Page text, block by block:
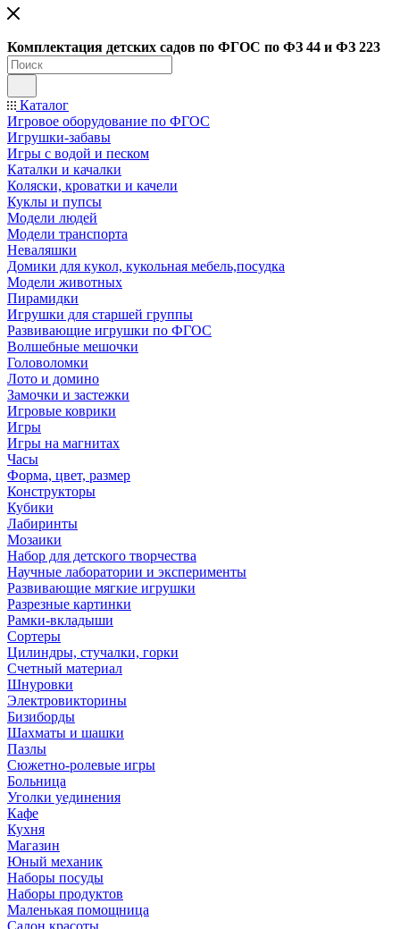
Комплектация детских садов по ФГОC по ФЗ 44 и ФЗ 223
Каталог
Игровое оборудование по ФГОС
Игрушки-забавы
Игры с водой и песком
Каталки и качалки
Коляски, кроватки и качели
Куклы и пупсы
Модели людей
Модели транспорта
Неваляшки
Домики для кукол, кукольная мебель,посудка
Модели животных
Пирамидки
Игрушки для старшей группы
Развивающие игрушки по ФГОС
Волшебные мешочки
Головоломки
Лото и домино
Замочки и застежки
Игровые коврики
Игры
Игры на магнитах
Часы
Форма, цвет, размер
Конструкторы
Кубики
Лабиринты
Мозаики
Набор для детского творчества
Научные лаборатории и эксперименты
Развивающие мягкие игрушки
Разрезные картинки
Рамки-вкладыши
Сортеры
Цилиндры, стучалки, горки
Счетный материал
Шнуровки
Электровикторины
Бизиборды
Шахматы и шашки
Пазлы
Сюжетно-ролевые игры
Больница
Уголки уединения
Кафе
Кухня
Магазин
Юный механик
Наборы посуды
Наборы продуктов
Маленькая помощница
Салон красоты